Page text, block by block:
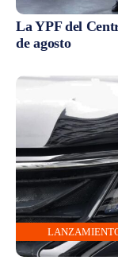
La YPF del
de agosto